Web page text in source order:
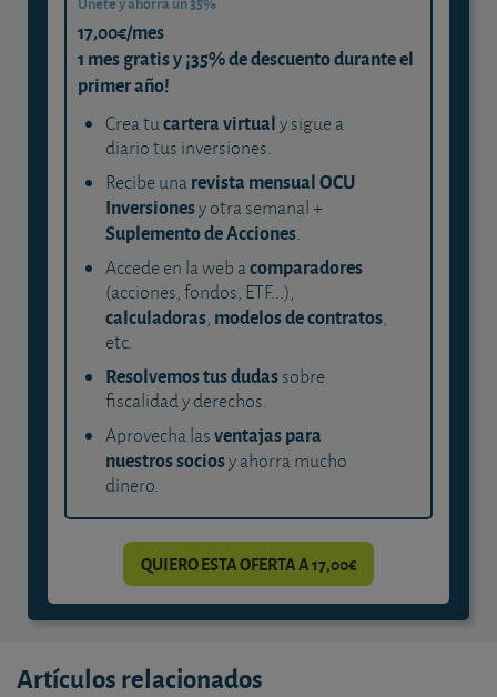
17,00€/mes
1 mes gratis y ¡35% de descuento durante el
primer año!
Crea tucartera virtualy sigue a
diario tus inversiones.
Recibe unarevista mensual OCU
Inversionesy otra semanal +
Suplemento de Acciones.
Accede en la web acomparadores
(acciones, fondos, ETF...),
calculadoras, modelos de contratos,
etc.
Resolvemos tus dudassobre
fiscalidad y derechos.
Aprovecha lasventajas para
nuestros sociosy ahorra mucho
dinero.
QUIERO ESTA OFERTA A 17,00€
Artículos relacionados